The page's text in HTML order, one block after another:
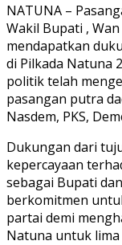
NATUNA –
Wakil Bupati , Wan
mendapatkan
di Pilkada Natuna
politik telah
pasangan putra
Nasdem, PKS,
Dukungan dari
kepercayaan
sebagai Bupati
berkomitmen
partai demi
Natuna untuk